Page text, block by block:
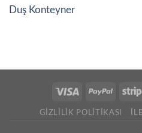
Duş Konteyner
GIZLILIK POLITIKASI